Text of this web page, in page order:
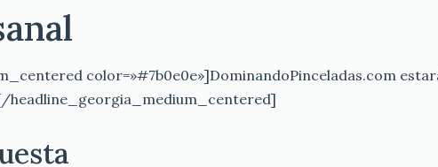
color=»#7b0e0e»]DominandoPinceladas.com
headline_georgia_medium_centered]